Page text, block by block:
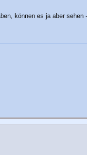
können es ja aber